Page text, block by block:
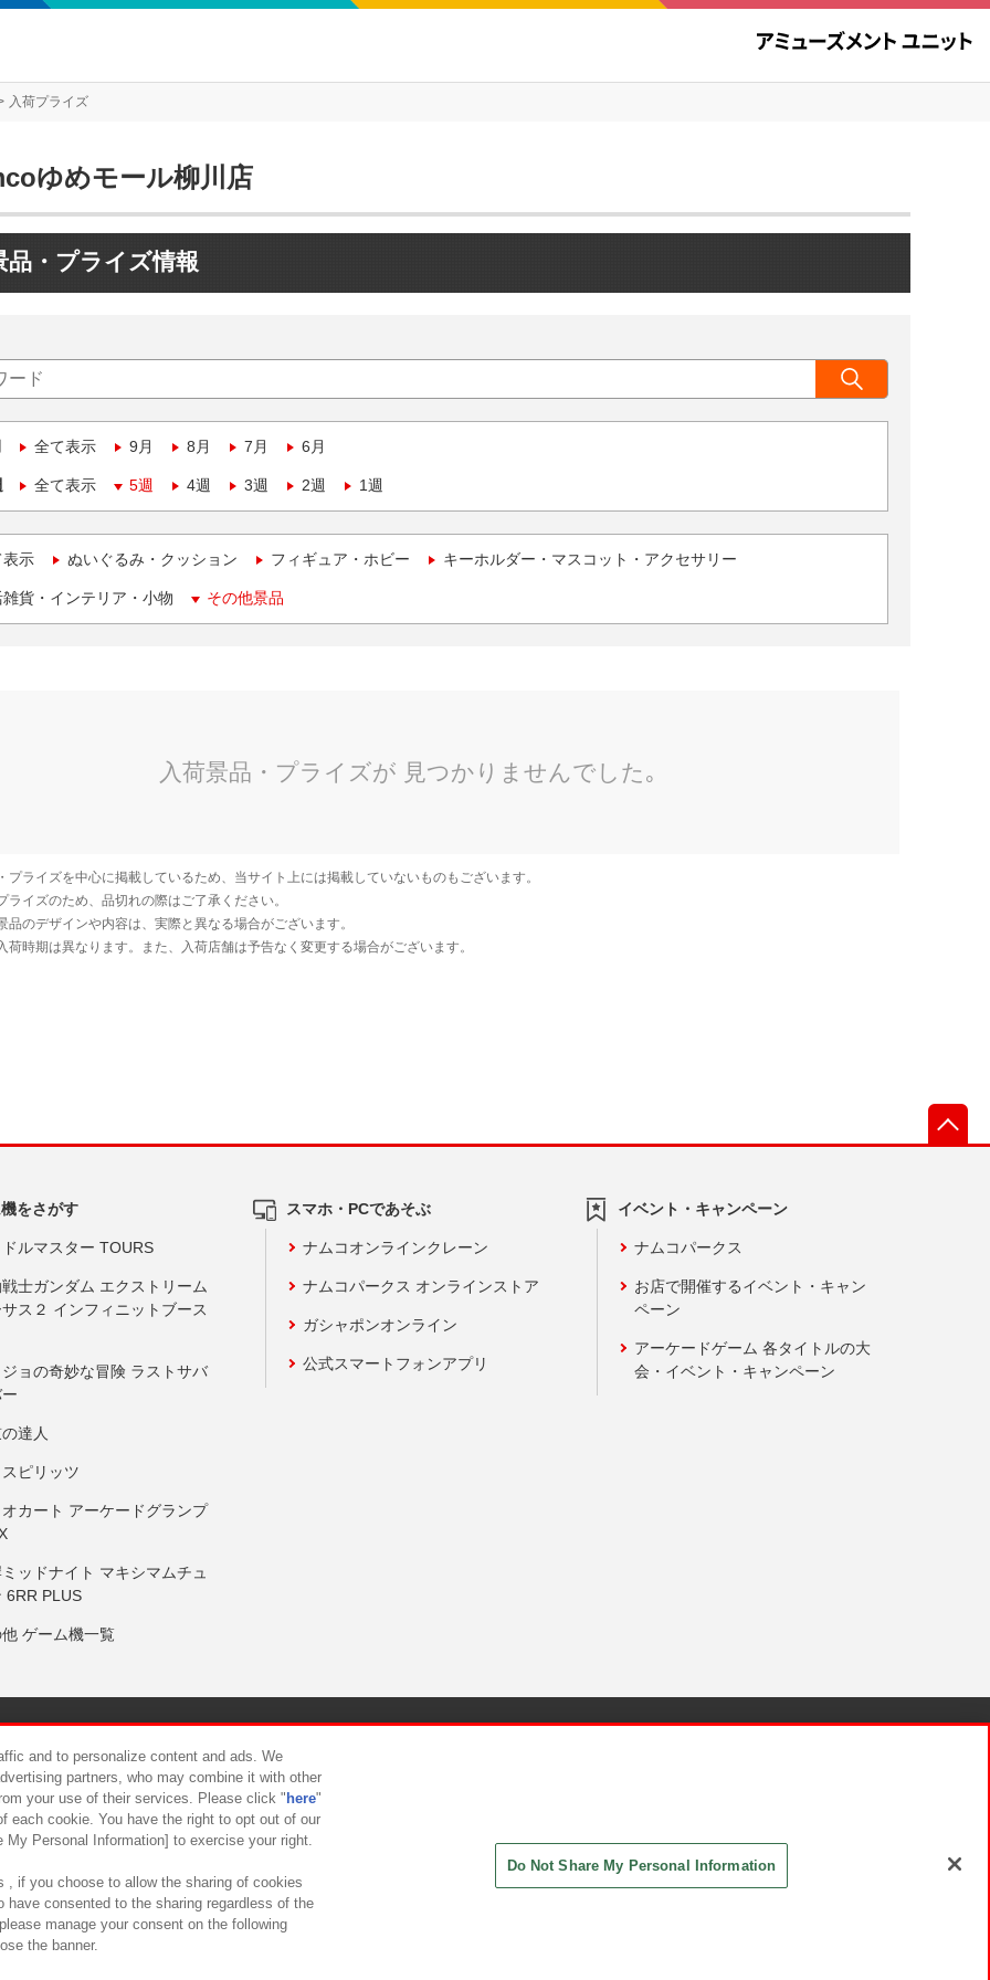
入荷プライズ
ゆめモール柳川店
品・プライズ情報
全て表示 9月 8月 7月 6月
全て表示 5週 4週 3週 2週 1週
表示 ぬいぐるみ・クッション フィギュア・ホビー キーホルダー・マスコット・アクセサリー
貨・インテリア・小物 その他景品
をさがす
ルマスター TOURS
士ガンダム エクストリーム
ス２ インフィニットブース
ョの奇妙な冒険 ラストサバ
達人
ピリッツ
カート アーケードグランプ
ッドナイト マキシマムチュ
6RR PLUS
ゲーム機一覧
スマホ・PCであそぶ
ナムコオンラインクレーン
ナムコパークス オンラインストア
ガシャポンオンライン
公式スマートフォンアプリ
イベント・キャンペーン
ナムコパークス
お店で開催するイベント・キャン
ペーン
アーケードゲーム 各タイトルの大
会・イベント・キャンペーン
について カスタマーハラスメント対応方針
and to personalize content and ads. We
partners, who may combine it with other
your use of their services. Please click " here"
each cookie. You have the right to opt out of our
Personal Information] to exercise your right.
, if you choose to allow the sharing of cookies
have consented to the sharing regardless of the
manage your consent on the following
the banner.
Do Not Share My Personal Information